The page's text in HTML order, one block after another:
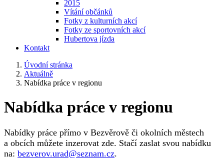
2015
Vítání občánků
Fotky z kulturních akcí
Fotky ze sportovních akcí
Hubertova jízda
Kontakt
Úvodní stránka
Aktuálně
Nabídka práce v regionu
Nabídka práce v regionu
Nabídky práce přímo v Bezvěrově či okolních městech
a obcích můžete inzerovat zde. Stačí zaslat svou nabídku
na: bezverov.urad@seznam.cz.